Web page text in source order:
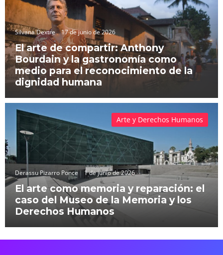
Silvana Dextre 17 de junio de 2026
El arte de compartir: Anthony
Bourdain y la gastronomía como
medio para el reconocimiento de la
dignidad humana
Derassu Pizarro Ponce 1 de junio de 2026
El arte como memoria y reparación: el
caso del Museo de la Memoria y los
Derechos Humanos
Arte y Derechos Humanos